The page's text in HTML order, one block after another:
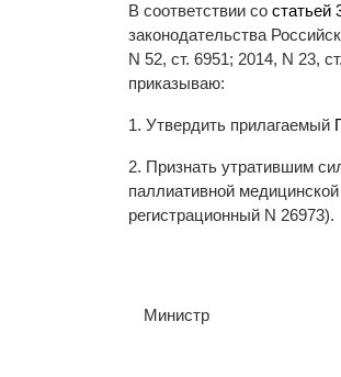
В соответствии со статьей
законодательства
N 52, ст. 6951; 2014, N 23,
приказываю:
1. Утвердить прилагаемый
2. Признать утратившим
паллиативной
регистрационный N 26973).
Министр